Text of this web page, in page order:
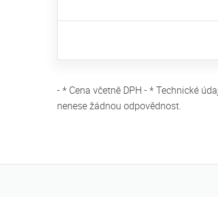
- * Cena včetně DPH - * Technické
nenese žádnou odpovědnost.